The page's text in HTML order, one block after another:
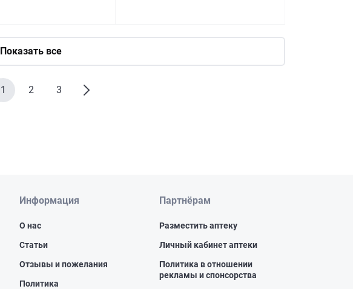
Показать все
1 2 3
Информация
О нас
Статьи
Отзывы и пожелания
Политика
Партнёрам
Разместить аптеку
Личный кабинет аптеки
Политика в отношении
рекламы и спонсорства